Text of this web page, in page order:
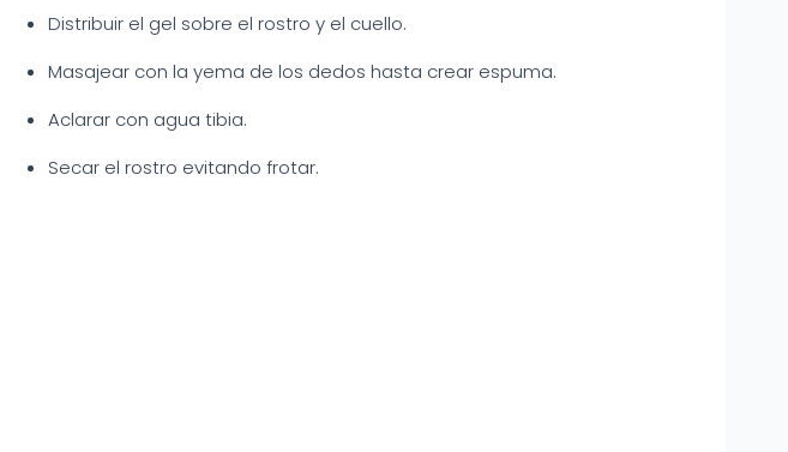
Distribuir el gel sobre el rostro y el cuello.
Masajear con la yema de los dedos hasta crear espuma.
Aclarar con agua tibia.
Secar el rostro evitando frotar.